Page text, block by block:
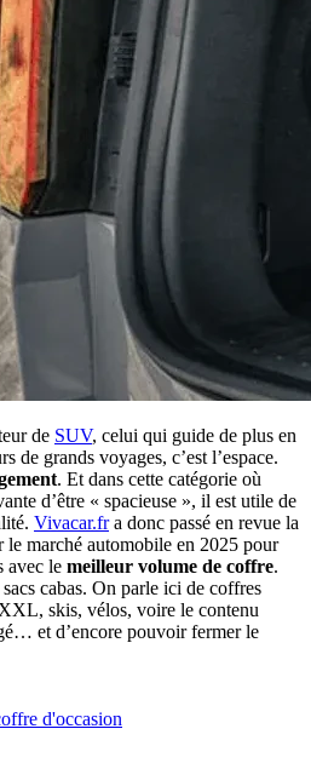
de SUV, celui qui guide de plus en
de grands voyages, c’est l’espace.
. Et dans cette catégorie où
d’être « spacieuse », il est utile de
Vivacar.fra donc passé en revue la
le marché automobile en 2025 pour
avec le meilleur volume de coffre.
cabas. On parle ici de coffres
skis, vélos, voire le contenu
et d’encore pouvoir fermer le
d'occasion